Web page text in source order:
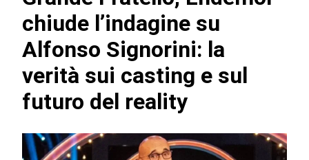
chiude l’indagine su
Alfonso Signorini: la
verità sui casting e sul
futuro del reality